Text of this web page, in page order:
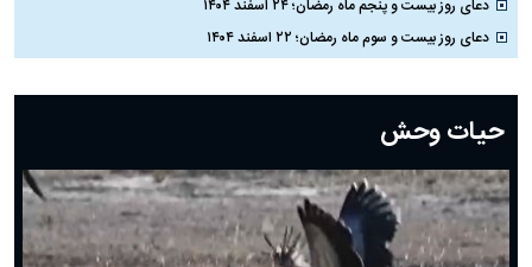
دعای روز بیست و پنجم ماه رمضان؛ ۲۴ اسفند ۱۴۰۴
دعای روز بیست و سوم ماه رمضان؛ ۲۲ اسفند ۱۴۰۴
دعای روز بیستم ماه رمضان؛ ۱۹ اسفند ۱۴۰۴
دعای روز هشتم ماه مبارک رمضان؛ ۷ اسفند ماه ۱۴۰۴
دعای روز هفتم ماه رمضان؛ ۶ اسفند ۱۴۰۴
دعای روز ششم ماه رمضان؛ ۵ اسفند ۱۴۰۴
دعای روز پنجم ماه رمضان؛ ۴ اسفند ۱۴۰۴
حیات وحش